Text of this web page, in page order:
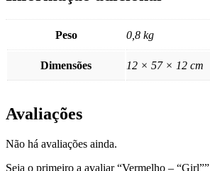
Peso 0,8 kg
Dimensões 12 × 57 × 12 cm
Avaliações
Não há avaliações ainda.
Seja o primeiro a avaliar “Vermelho – “Girl””